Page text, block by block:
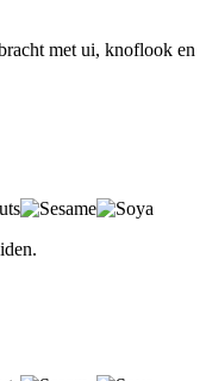
met ui, knoflook en